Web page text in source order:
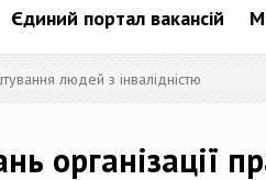
Єдиний портал вакансій
людей з інвалідністю
організації